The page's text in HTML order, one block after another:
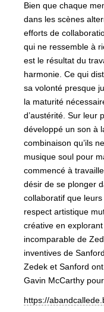
Bien que chaque
dans les scènes
efforts de
qui ne ressemble à
est le résultat du
harmonie. Ce qui
sa volonté presque
la maturité
d’austérité. Sur leur
développé un son à
combinaison qu’ils
musique soul pour
commencé à
désir de se plonger
collaboratif que
respect artistique
créative en
incomparable de
inventives de Sanford.
Zedek et Sanford
Gavin McCarthy
https://